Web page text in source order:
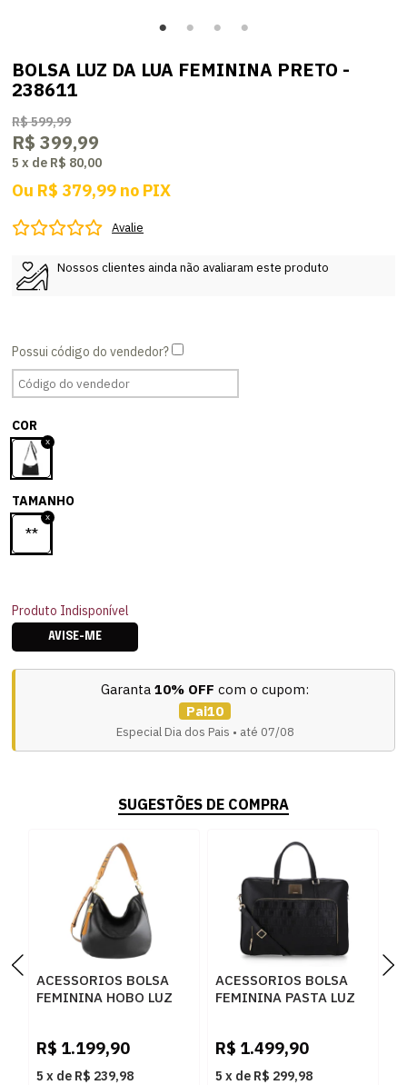
BOLSA LUZ DA LUA FEMININA PRETO -
238611
R$ 599,99
R$ 399,99
5 x de R$ 80,00
Ou R$ 379,99 no PIX
Avalie
Nossos clientes ainda não avaliaram este produto
COR
TAMANHO
**
Produto Indisponível
AVISE-ME
Garanta 10% OFF com o cupom:
Pai10
Especial Dia dos Pais • até 07/08
SUGESTÕES DE COMPRA
ACESSORIOS BOLSA
FEMININA HOBO LUZ
R$ 1.199,90
5 x de R$ 239,98
ACESSORIOS BOLSA
FEMININA PASTA LUZ
R$ 1.499,90
5 x de R$ 299,98